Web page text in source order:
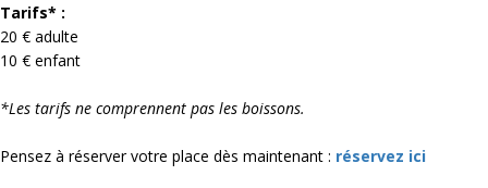
Tarifs* :
20 € adulte
10 € enfant
*Les tarifs ne comprennent pas les boissons.
Pensez à réserver votre place dès maintenant : réservez ici